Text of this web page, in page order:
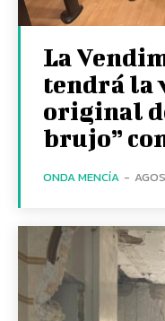
La
tendrá la
original
brujo”
ONDA MENCÍA -